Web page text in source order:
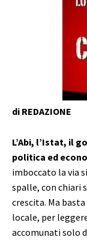
di REDAZIONE
L’Abi, l’Istat, il
politica ed
imboccato la via
spalle, con chiari
crescita. Ma
locale, per
accomunati solo